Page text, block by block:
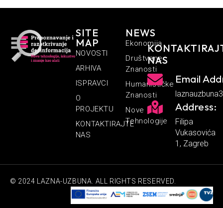
SITE
MAP
NOVOSTI
ARHIVA
ISPRAVCI
O
PROJEKTU
KONTAKTIRAJTE
NAS
NEWS
Ekonomija
Društvene
Znanosti
Humanističke
Znanosti
Nove
Tehnologije
NAS
Email
Address:
Filipa
Vukasovića
1, Zagreb
© 2024 LAZNA-UZBUNA. ALL RIGHTS RESERVED.